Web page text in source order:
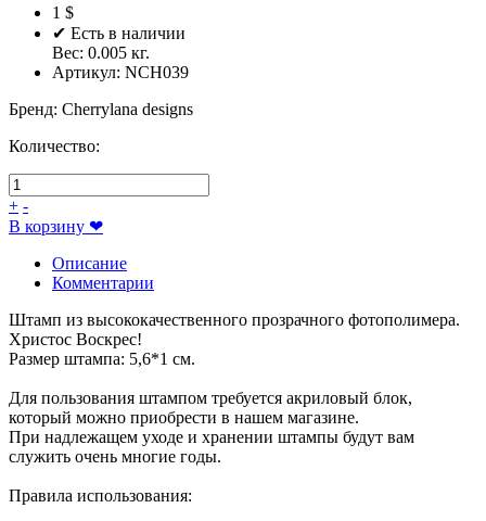
1 $
✔ Есть в наличии
Вес: 0.005 кг.
Артикул: NCH039
Бренд: Cherrylana designs
Количество:
+ -
В корзину ❤
Описание
Комментарии
Штамп из высококачественного прозрачного фотополимера.
Христос Воскрес!
Размер штампа: 5,6*1 см.
Для пользования штампом требуется акриловый блок,
который можно приобрести в нашем магазине.
При надлежащем уходе и хранении штампы будут вам
служить очень многие годы.
Правила использования: